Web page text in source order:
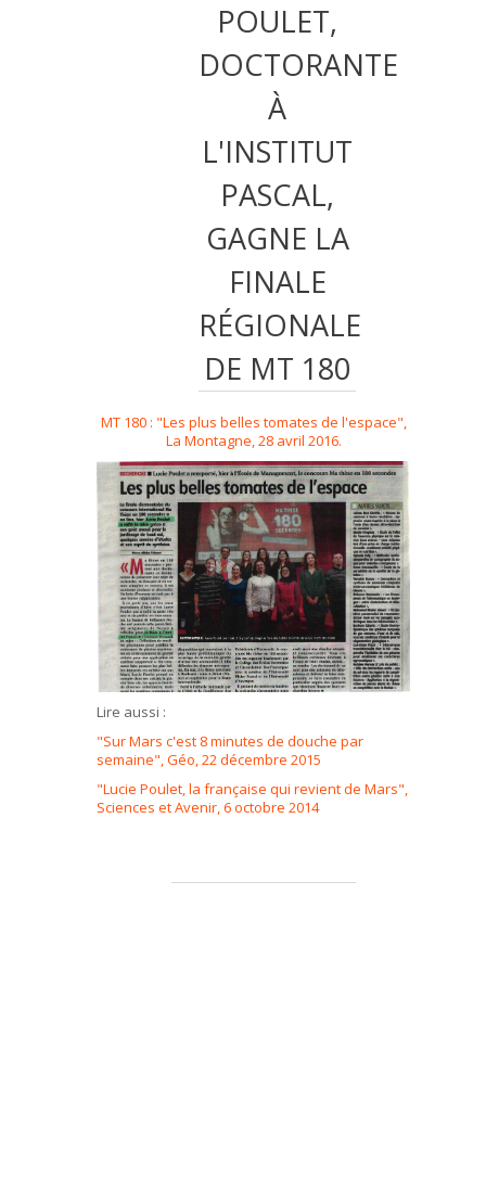
POULET,
DOCTORANTE
À
L'INSTITUT
PASCAL,
GAGNE LA
FINALE
RÉGIONALE
DE MT 180
MT 180 : "Les plus belles tomates de l'espace",
La Montagne, 28 avril 2016.
Lire aussi :
"Sur Mars c'est 8 minutes de douche par
semaine", Géo, 22 décembre 2015
"Lucie Poulet, la française qui revient de Mars",
Sciences et Avenir, 6 octobre 2014